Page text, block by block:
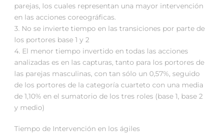
parejas, los cuales representan una mayor intervención
en las acciones coreográficas.
3. No se invierte tiempo en las transiciones por parte de
los portores base 1 y 2
4. El menor tiempo invertido en todas las acciones
analizadas es en las capturas, tanto para los portores de
las parejas masculinas, con tan sólo un 0,57%, seguido
de los portores de la categoría cuarteto con una media
de 1,10% en el sumatorio de los tres roles (base 1, base 2
y medio)
Tiempo de Intervención en los ágiles